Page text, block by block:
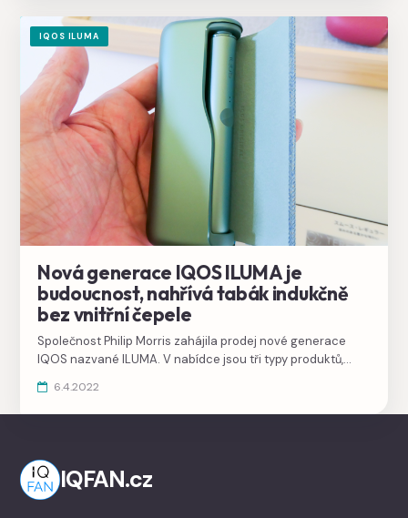
IQOS ILUMA
Nová generace IQOS ILUMA je
budoucnost, nahřívá tabák indukčně
bez vnitřní čepele
Společnost Philip Morris zahájila prodej nové generace
IQOS nazvané ILUMA. V nabídce jsou tři typy produktů,
ONE . Revolucí je zahřívání tabáku pomocí indukce bez
středové čepele, což zlepší požitek a odstraní poruchovost
6.4.2022
IQFAN.cz